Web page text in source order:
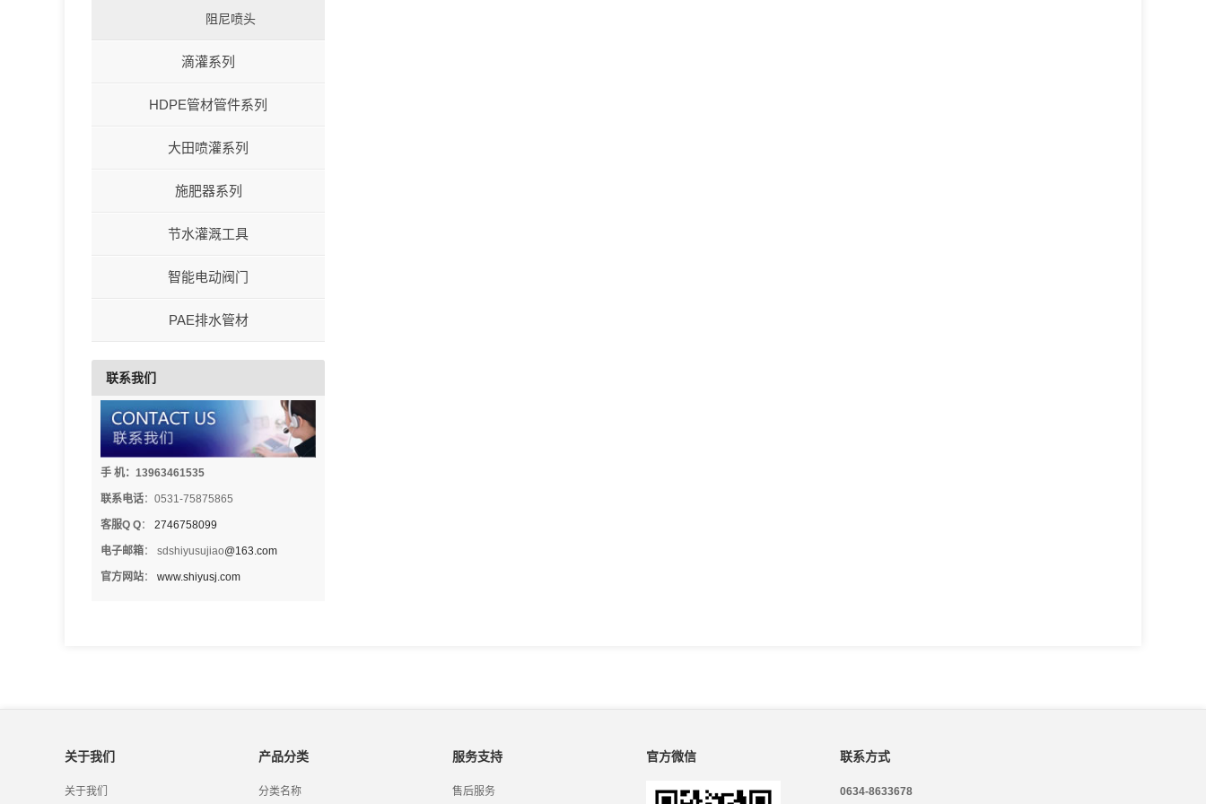
阻尼喷头
滴灌系列
HDPE管材管件系列
大田喷灌系列
施肥器系列
节水灌溉工具
智能电动阀门
PAE排水管材
联系我们
手 机：13963461535
联系电话：0531-75875865
客服Q Q： 2746758099
电子邮箱： sdshiyusujiao@163.com
官方网站： www.shiyusj.com
关于我们
关于我们
产品分类
分类名称
服务支持
售后服务
官方微信 联系方式
0634-8633678